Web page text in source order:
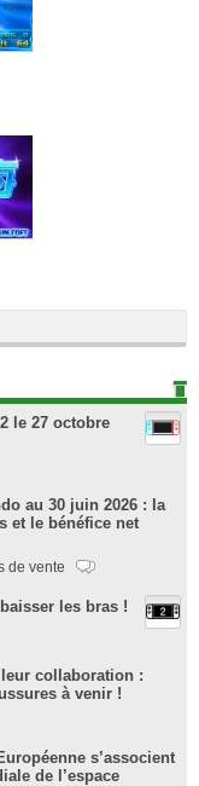
le 27 octobre
au 30 juin 2026 : la
et le bénéfice net
de vente
les bras !
collaboration :
à venir !
s’associent
de l’espace